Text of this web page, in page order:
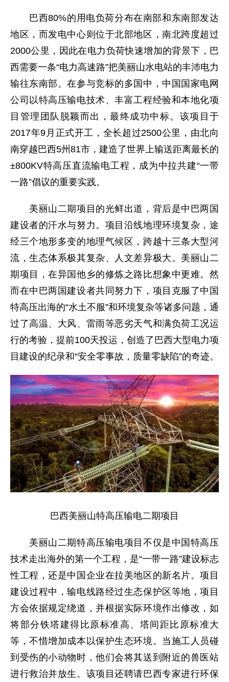
巴西80%的用电负荷分布在南部和东南部发达
地区，而发电中心则位于北部地区，南北跨度超过
2000公里，因此在电力负荷快速增加的背景下，巴
西需要一条“电力高速路”把美丽山水电站的丰沛电力
输往东南部。在参与竞标的多国中，中国国家电网
公司以特高压输电技术、丰富工程经验和本地化项
目管理团队脱颖而出，最终成功中标。该项目于
2017年9月正式开工，全长超过2500公里，由北向
南穿越巴西5州81市，建造了世界上输送距离最长的
±800KV特高压直流输电工程，成为中拉共建“一带
一路”倡议的重要实践。
美丽山二期项目的光鲜出道，背后是中巴两国
建设者的汗水与努力。项目沿线地理环境复杂，途
经三个地形多变的地理气候区，跨越十三条大型河
流，生态体系极其复杂、人文差异极大。美丽山二
期项目，在异国他乡的修炼之路比想象中更难。然
而在中巴两国建设者共同努力下，项目克服了中国
特高压出海的“水土不服”和环境复杂等诸多问题，通
过了高温、大风、雷雨等恶劣天气和满负荷工况运
行的考验，提前100天投运，创造了巴西大型电力项
目建设的纪录和“安全零事故，质量零缺陷”的奇迹。
巴西美丽山特高压输电二期项目
美丽山二期特高压输电项目不仅是中国特高压
技术走出海外的第一个工程，是“一带一路”建设标志
性工程，还是中国企业在拉美地区的新名片。项目
建设过程中，输电线路经过生态保护区等地，项目
方会依据规定绕道，并根据实际环境作出修改，如
将部分铁塔建得比原标准高、塔间距比原标准大
等，不惜增加成本以保护生态环境。当施工人员碰
到受伤的小动物时，他们会将其送到附近的兽医站
进行救治并放生。该项目还聘请巴西专家进行环保